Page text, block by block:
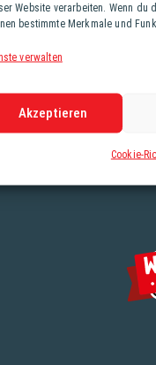
Website verarbeiten. Wenn du
bestimmte Merkmale und
verwalten
Akzeptieren
Cookie-